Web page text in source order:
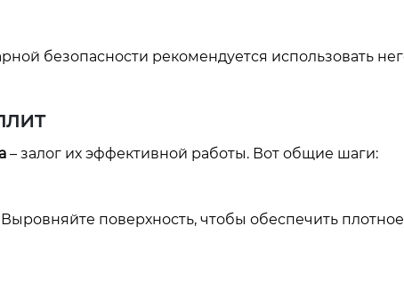
безопасности рекомендуется использовать
– залог их эффективной работы. Вот общие шаги:
поверхность, чтобы обеспечить плотное